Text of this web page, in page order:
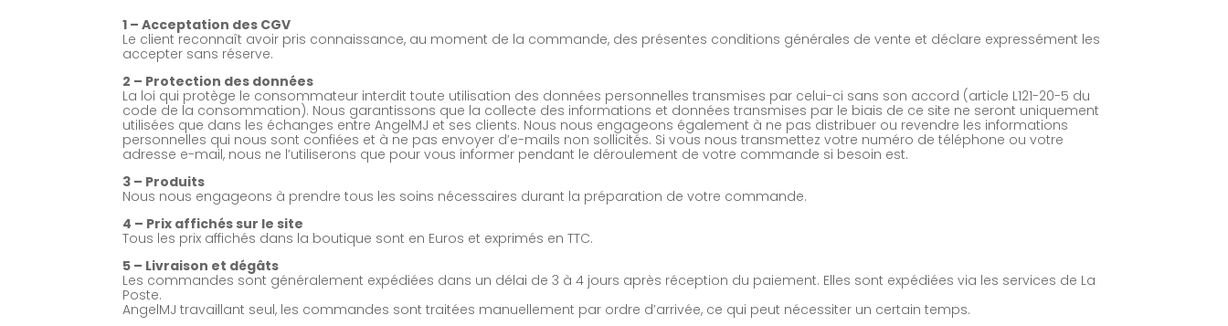
1 – Acceptation des CGV
Le client reconnaît avoir pris connaissance, au moment de la commande, des présentes conditions générales de vente et déclare expressément les
accepter sans réserve.
2 – Protection des données
La loi qui protège le consommateur interdit toute utilisation des données personnelles transmises par celui-ci sans son accord (article L121-20-5 du
code de la consommation). Nous garantissons que la collecte des informations et données transmises par le biais de ce site ne seront uniquement
utilisées que dans les échanges entre AngelMJ et ses clients. Nous nous engageons également à ne pas distribuer ou revendre les informations
personnelles qui nous sont confiées et à ne pas envoyer d’e-mails non sollicités. Si vous nous transmettez votre numéro de téléphone ou votre
adresse e-mail, nous ne l’utiliserons que pour vous informer pendant le déroulement de votre commande si besoin est.
3 – Produits
Nous nous engageons à prendre tous les soins nécessaires durant la préparation de votre commande.
4 – Prix affichés sur le site
Tous les prix affichés dans la boutique sont en Euros et exprimés en TTC.
5 – Livraison et dégâts
Les commandes sont généralement expédiées dans un délai de 3 à 4 jours après réception du paiement. Elles sont expédiées via les services de La
Poste.
AngelMJ travaillant seul, les commandes sont traitées manuellement par ordre d’arrivée, ce qui peut nécessiter un certain temps.